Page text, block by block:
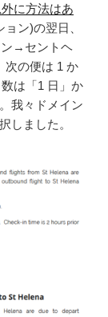
に方法はあ
ン)の翌日、
ン→セントヘ
次の便は 1 か
は「1 日」か
我々ドメイン
しました。